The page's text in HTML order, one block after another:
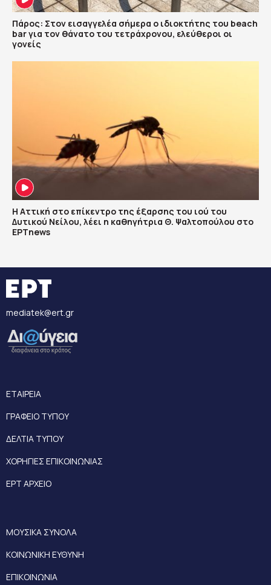
Πάρος: Στον εισαγγελέα σήμερα ο ιδιοκτήτης του beach
bar για τον θάνατο του τετράχρονου, ελεύθεροι οι
γονείς
Η Αττική στο επίκεντρο της έξαρσης του ιού του
Δυτικού Νείλου, λέει η καθηγήτρια Θ. Ψαλτοπούλου στο
ΕΡΤnews
mediatek@ert.gr
ΕΤΑΙΡΕΙΑ
ΓΡΑΦΕΙΟ ΤΥΠΟΥ
ΔΕΛΤΙΑ ΤΥΠΟΥ
ΧΟΡΗΓΙΕΣ ΕΠΙΚΟΙΝΩΝΙΑΣ
ΕΡΤ ΑΡΧΕΙΟ
ΜΟΥΣΙΚΑ ΣΥΝΟΛΑ
ΚΟΙΝΩΝΙΚΗ ΕΥΘΥΝΗ
ΕΠΙΚΟΙΝΩΝΙΑ